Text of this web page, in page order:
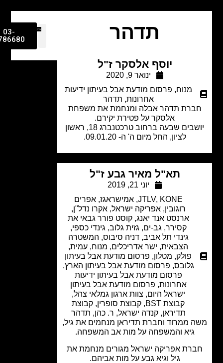
תדהר
יוסף אלסקר ז"ל
ינואר 9, 2020
מנוח,
פרסום מודעת אבל בעיתון ידיעות
אחרונות,תדהר
תדהר אבלה ומנחמת את משפחת
אלסקר על פטירת יקירם.
יושבים שבעה ברחוב טרכטנברג 18, ראשון
לציון, החל מיום ה' ה- 09.01.20.
תא"ל מאיר גבע ז"ל
JTLV,
, אמישראגז,אפרים
אפריקה ישראל, אקרו נדל"ן,
ארנסט אנד יאנג, קוסט פורר גבאי את
גב-ים,גזית גלוב,גינדי כספי,
גינדי תל אביב,דניה סיבוס, המשטרה
הצבאית,ישר אדריכלים,מנוח,עמית,
פולק, מטלון,פרסום מודעת אבל בעיתון
פרסום מודעת אבל בעיתון הארץ,
פרסום מודעת אבל בעיתון ידיעות
אחרונות,פרסום מודעת אבל בעיתון
ישראל היום,צוות ארגון גמלאי צהל,
,קבוצת סופרין, קבוצת
,קנדה ישראל, ר. כהן, תדהר
ממרוד וחברת תדיראן מנחמים את גיל,
גיא והמשפחה על מות אב המשפחה.
אפריקה ישראל מגורים מנחמת את
גיל וגיא גבע על מות אביהם.
03-
9786680